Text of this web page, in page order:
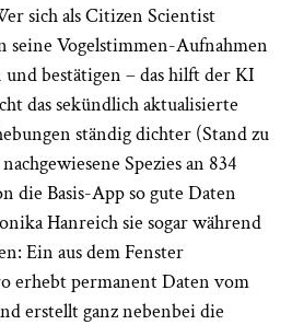
sich als Citizen Scientist
seine Vogelstimmen-Aufnahmen
bestätigen – das hilft der KI
das sekündlich aktualisierte
ständig dichter (Stand zu
Spezies an 834
die Basis-App so gute Daten
Hanreich sie sogar während
Ein aus dem Fenster
erhebt permanent Daten vom
erstellt ganz nebenbei die